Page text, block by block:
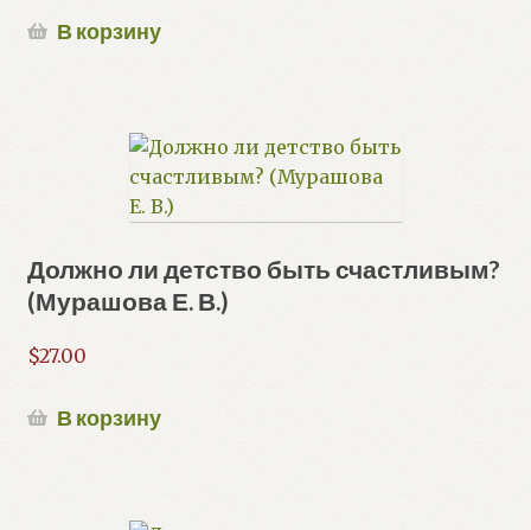
В корзину
Должно ли детство быть счастливым?
(Мурашова Е. В.)
$27.00
В корзину